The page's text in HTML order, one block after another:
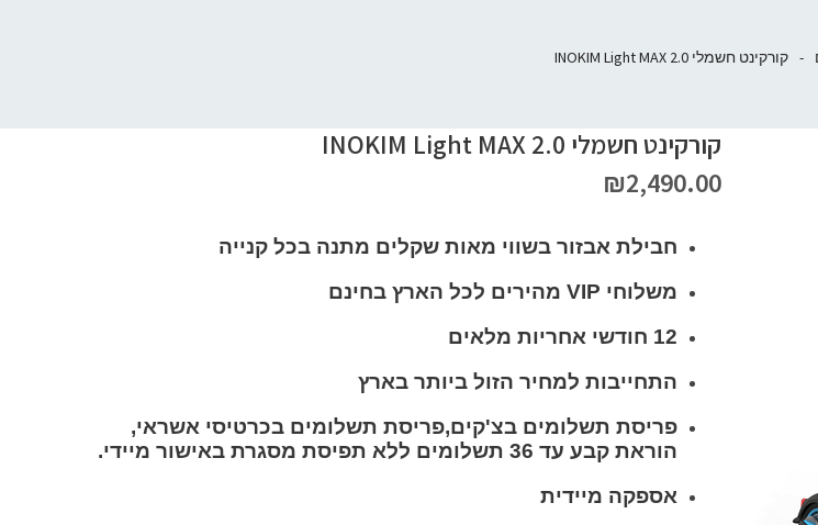
- קורקינט חשמלי 2.0 INOKIM Light MAX
קורקינט חשמלי 2.0 INOKIM Light MAX
₪2,490.00
חבילת אבזור בשווי מאות שקלים מתנה בכל קנייה
משלוחי VIP מהירים לכל הארץ בחינם
12 חודשי אחריות מלאים
התחייבות למחיר הזול ביותר בארץ
פריסת תשלומים בצ'קים,פריסת תשלומים בכרטיסי אשראי,
הוראת קבע עד 36 תשלומים ללא תפיסת מסגרת באישור מיידי.
אספקה מיידית